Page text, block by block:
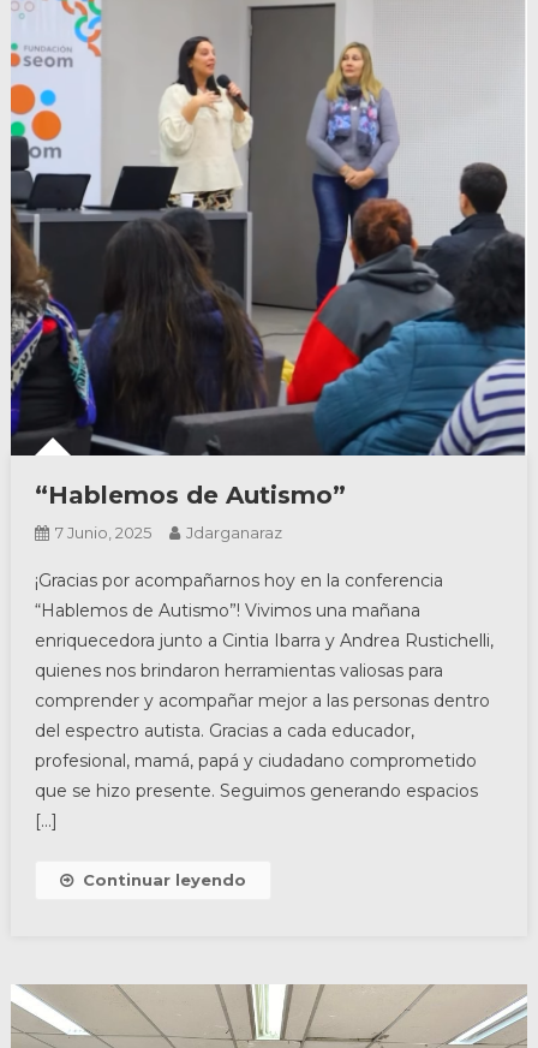
“Hablemos de Autismo”
7 Junio, 2025 Jdarganaraz
¡Gracias por acompañarnos hoy en la conferencia
“Hablemos de Autismo”! Vivimos una mañana
enriquecedora junto a Cintia Ibarra y Andrea Rustichelli,
quienes nos brindaron herramientas valiosas para
comprender y acompañar mejor a las personas dentro
del espectro autista. Gracias a cada educador,
profesional, mamá, papá y ciudadano comprometido
que se hizo presente. Seguimos generando espacios
[…]
Continuar leyendo